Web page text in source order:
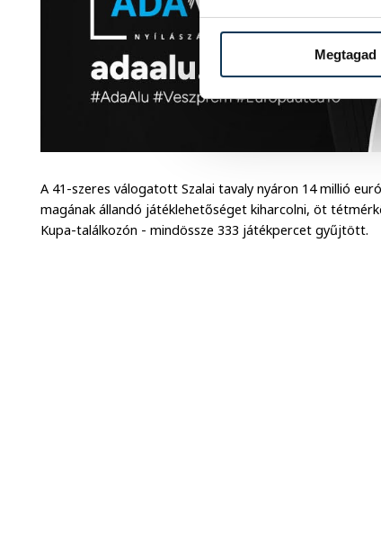
Megtagad
A 41-szeres válogatott Szalai tavaly nyáron 14 millió
magának állandó játéklehetőséget kiharcolni, öt
Kupa-találkozón - mindössze 333 játékpercet gyűjtött.